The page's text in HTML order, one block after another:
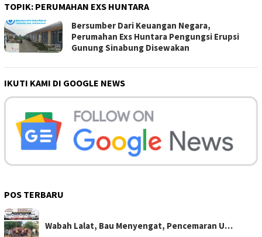
TOPIK: PERUMAHAN EXS HUNTARA
Bersumber Dari Keuangan Negara,
Perumahan Exs Huntara Pengungsi Erupsi
Gunung Sinabung Disewakan
IKUTI KAMI DI GOOGLE NEWS
POS TERBARU
Wabah Lalat, Bau Menyengat, Pencemaran U…